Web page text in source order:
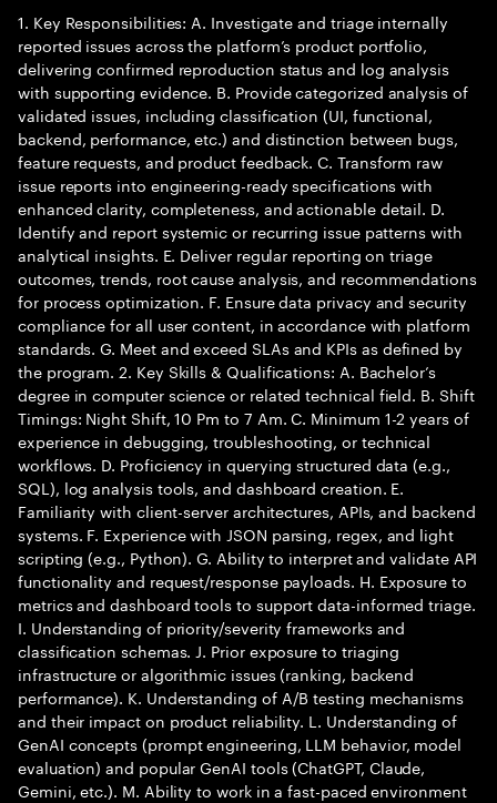
1. Key Responsibilities: A. Investigate and triage internally
reported issues across the platform’s product portfolio,
delivering confirmed reproduction status and log analysis
with supporting evidence. B. Provide categorized analysis of
validated issues, including classification (UI, functional,
backend, performance, etc.) and distinction between bugs,
feature requests, and product feedback. C. Transform raw
issue reports into engineering-ready specifications with
enhanced clarity, completeness, and actionable detail. D.
Identify and report systemic or recurring issue patterns with
analytical insights. E. Deliver regular reporting on triage
outcomes, trends, root cause analysis, and recommendations
for process optimization. F. Ensure data privacy and security
compliance for all user content, in accordance with platform
standards. G. Meet and exceed SLAs and KPIs as defined by
the program. 2. Key Skills & Qualifications: A. Bachelor’s
degree in computer science or related technical field. B. Shift
Timings: Night Shift, 10 Pm to 7 Am. C. Minimum 1-2 years of
experience in debugging, troubleshooting, or technical
workflows. D. Proficiency in querying structured data (e.g.,
SQL), log analysis tools, and dashboard creation. E.
Familiarity with client-server architectures, APIs, and backend
systems. F. Experience with JSON parsing, regex, and light
scripting (e.g., Python). G. Ability to interpret and validate API
functionality and request/response payloads. H. Exposure to
metrics and dashboard tools to support data-informed triage.
I. Understanding of priority/severity frameworks and
classification schemas. J. Prior exposure to triaging
infrastructure or algorithmic issues (ranking, backend
performance). K. Understanding of A/B testing mechanisms
and their impact on product reliability. L. Understanding of
GenAI concepts (prompt engineering, LLM behavior, model
evaluation) and popular GenAI tools (ChatGPT, Claude,
Gemini, etc.). M. Ability to work in a fast-paced environment